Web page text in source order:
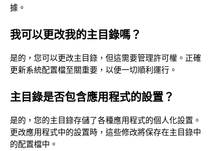
據。
我可以更改我的主目錄嗎？
是的，您可以更改主目錄，但這需要管理許可權。正確
更新系統配置檔至關重要，以便一切順利運行。
主目錄是否包含應用程式的設置？
是的，您的主目錄存儲了各種應用程式的個人化設置。
更改應用程式中的設置時，這些修改將保存在主目錄中
的配置檔中。